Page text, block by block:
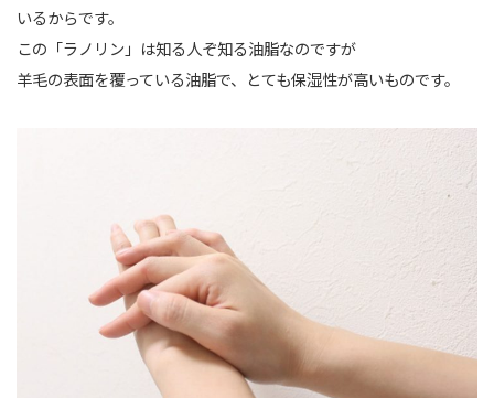
いるからです。
この「ラノリン」は知る人ぞ知る油脂なのですが
羊毛の表面を覆っている油脂で、とても保湿性が高いものです。